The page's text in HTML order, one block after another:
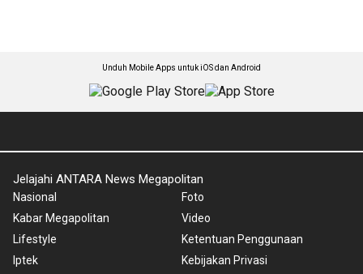
Unduh Mobile Apps untuk iOS dan Android
Jelajahi ANTARA News Megapolitan
Nasional
Kabar Megapolitan
Lifestyle
Iptek
Foto
Video
Ketentuan Penggunaan
Kebijakan Privasi